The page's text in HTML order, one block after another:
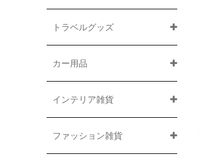
トラベルグッズ
カー用品
インテリア雑貨
ファッション雑貨